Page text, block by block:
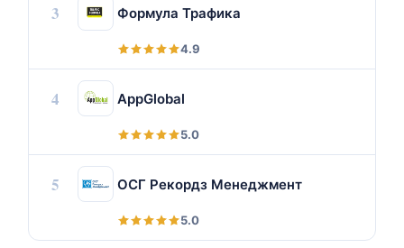
3 Формула Трафика
4.9
4 AppGlobal
5.0
5 ОСГ Рекордз Менеджмент
5.0